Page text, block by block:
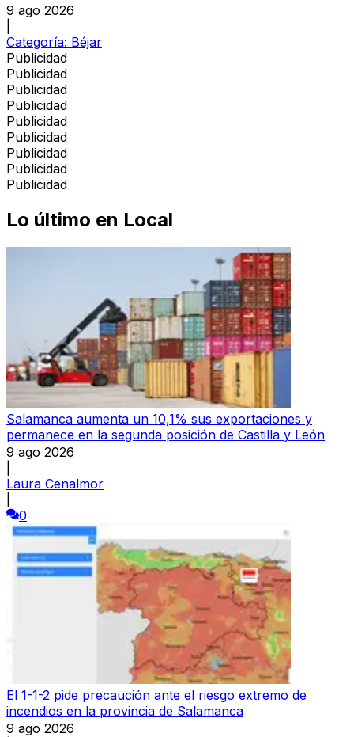
9 ago 2026
Categoría: Béjar
Publicidad
Publicidad
Publicidad
Publicidad
Publicidad
Publicidad
Publicidad
Publicidad
Publicidad
Lo último en Local
Salamanca aumenta un 10,1% sus exportaciones y
permanece en la segunda posición de Castilla y León
9 ago 2026
Laura Cenalmor
0
El 1-1-2 pide precaución ante el riesgo extremo de
incendios en la provincia de Salamanca
9 ago 2026